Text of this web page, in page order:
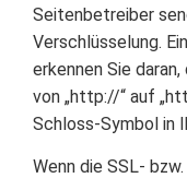
Seitenbetreiber
Verschlüsselung.
erkennen Sie
von „http://“ auf
Schloss-Symbol in
Wenn die SSL-